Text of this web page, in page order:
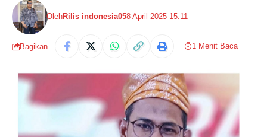
OlehRilis indonesia058 April 2025 15:11
Bagikan 1 Menit Baca